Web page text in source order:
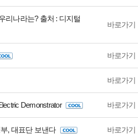
리나라는? 출처 : 디지털
바로가기
바로가기
바로가기
Demonstrator 바로가기
, 대표단 보낸다 바로가기